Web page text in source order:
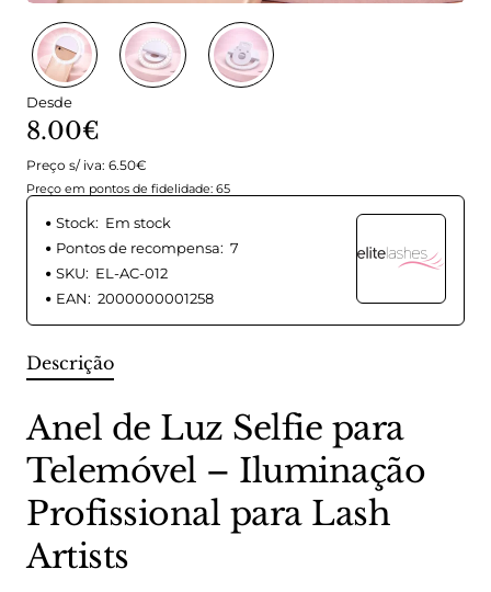
Desde
8.00€
Preço s/ iva: 6.50€
Preço em pontos de fidelidade: 65
Stock: Em stock
Pontos de recompensa: 7
SKU: EL-AC-012
EAN: 2000000001258
Descrição
Anel de Luz Selfie para
Telemóvel – Iluminação
Profissional para Lash
Artists